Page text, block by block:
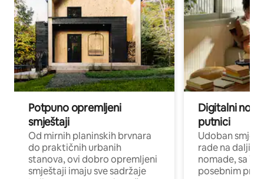
Potpuno opremljeni
smještaji
Od mirnih planinskih brvnara
do praktičnih urbanih
stanova, ovi dobro opremljeni
smještaji imaju sve sadržaje
Digitalni
putnici
Udoban
rade na
nomade, sa
posebnim